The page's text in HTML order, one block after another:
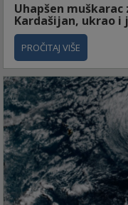
Uhapšen
Kardašijan, ukrao i
PROČITAJ VIŠE